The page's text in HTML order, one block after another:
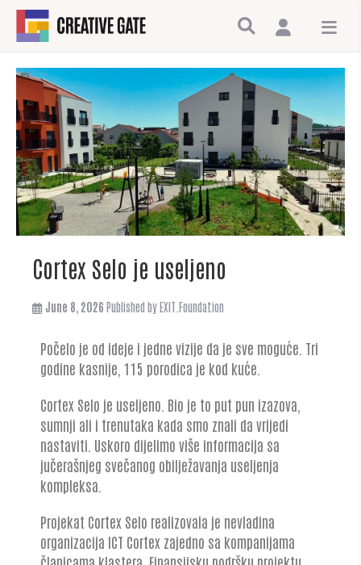
Cortex Selo je useljeno
June 8, 2026 Published byEXIT.Foundation
Počelo je od ideje i jedne vizije da je sve moguće. Tri
godine kasnije, 115 porodica je kod kuće.
Cortex Selo je useljeno. Bio je to put pun izazova,
sumnji ali i trenutaka kada smo znali da vrijedi
nastaviti. Uskoro dijelimo više informacija sa
jučerašnjeg svečanog obilježavanja useljenja
kompleksa.
Projekat Cortex Selo realizovala je nevladina
organizacija ICT Cortex zajedno sa kompanijama